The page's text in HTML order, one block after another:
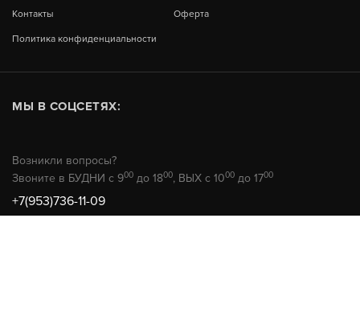
Контакты
Политика конфиденциальности
Оферта
МЫ В СОЦСЕТЯХ:
Возникли вопросы?
Звоните в БУДНИ с 900 до 1800, ВЫХ с 1000 до 1700
+7(953)736-11-09